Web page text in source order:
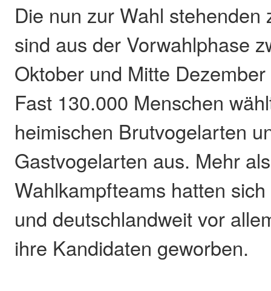
Die nun zur Wahl stehenden
sind aus der Vorwahlphase
Oktober und Mitte
Fast 130.000 Menschen
heimischen Brutvogelarten
Gastvogelarten aus. Mehr
Wahlkampfteams hatten
und deutschlandweit vor
ihre Kandidaten geworben.